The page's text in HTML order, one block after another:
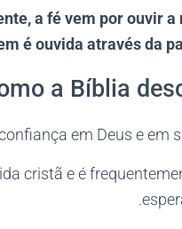
a fé vem por ouvir a
é ouvida através da
em Deus e em
cristã e é